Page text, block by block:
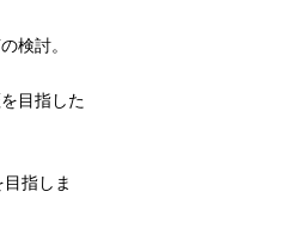
検討。
目指した
指しま